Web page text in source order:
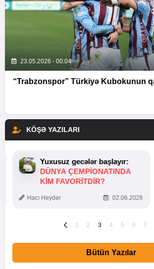
23.05.2026 - 00:04
“Trabzonspor” Türkiyə Kubokunun
KÖŞƏ YAZILARI
Yuxusuz gecələr başlayır:
DÜNYA ÇEMPIONATINDA
KIM FAVORITDIR?
Hacı Heydər 02.06.2026
1 2 3 4 5 6 7
Bütün Yazılar